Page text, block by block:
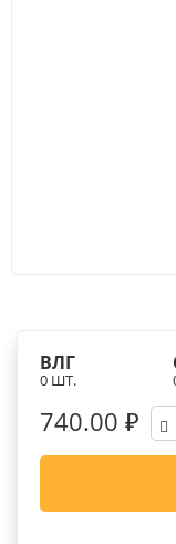
ВЛГ
0 ШТ.
740.00 ₽